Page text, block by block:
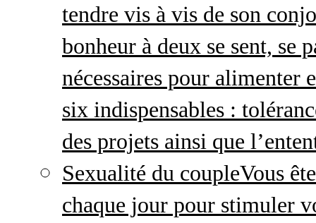
tendre vis à vis de son
bonheur à deux se sent, se
nécessaires pour alimenter
six indispensables :
des projets ainsi que
Sexualité du coupleVous
chaque jour pour stimuler